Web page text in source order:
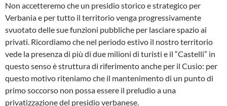
Non accetteremo che un presidio storico e strategico per
Verbania e per tutto il territorio venga progressivamente
svuotato delle sue funzioni pubbliche per lasciare spazio ai
privati. Ricordiamo che nel periodo estivo il nostro territorio
vede la presenza di più di due milioni di turisti e il “Castelli” in
questo senso è struttura di riferimento anche per il Cusio: per
questo motivo riteniamo che il mantenimento di un punto di
primo soccorso non possa essere il preludio a una
privatizzazione del presidio verbanese.